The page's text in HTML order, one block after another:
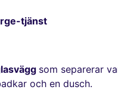
tjänst
som separerar
och en dusch.